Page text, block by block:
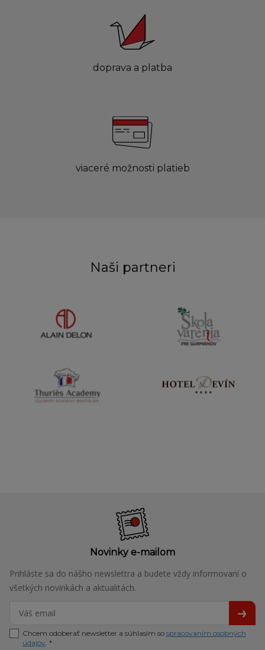
doprava a platba
viaceré možnosti platieb
Naši partneri
Novinky e-mailom
Prihláste sa do nášho newslettra a budete vždy informovaní o
všetkých novinkách a aktualitách.
Chcem odoberať newsletter a súhlasím so spracovaním osobných
údajov. *